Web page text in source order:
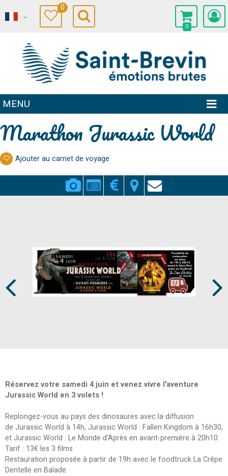
0
0
MENU
Marathon Jurassic World
Ajouter au carnet de voyage
Réservez votre samedi 4 juin et venez vivre l'aventure
Jurassic World en 3 volets !
Replongez-vous au pays des dinosaures avec la diffusion
de Jurassic World à 14h, Jurassic World : Fallen Kingdom à 16h30,
et Jurassic World : Le Monde d'Après en avant-première à 20h10.
Tarif : 13€ les 3 films
Restauration proposée à partir de 19h avec le foodtruck La Crêpe
Dentelle en Balade.